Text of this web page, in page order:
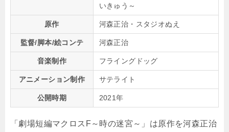
いきゅう～
原作 河森正治・スタジオぬえ
監督/脚本/絵コンテ 河森正治
音楽制作 フライングドッグ
アニメーション制作 サテライト
公開時期 2021年
「劇場短編マクロスF～時の迷宮～」は原作を河森正治